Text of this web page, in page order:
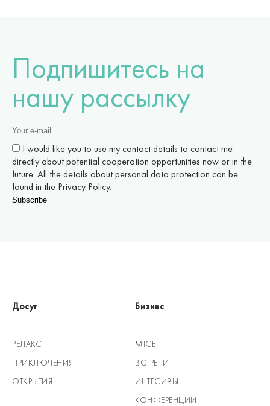
Подпишитесь на
нашу рассылку
I would like you to use my contact details to contact me
directly about potential cooperation opportunities now or in the
future. All the details about personal data protection can be
found in the Privacy Policy.
Досуг
РЕЛАКС
ПРИКЛЮЧЕНИЯ
ОТКРЫТИЯ
Бизнес
MICE
ВСТРЕЧИ
ИНТЕСИВЫ
КОНФЕРЕНЦИИ